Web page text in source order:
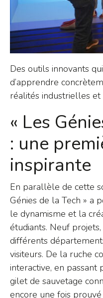
Des outils innovants
d’apprendre
réalités industrielles
« Les
: une
inspirante
En parallèle de cette
Génies de la Tech » a
le dynamisme et la
étudiants. Neuf
différents
visiteurs. De la ruche
interactive, en
gilet de sauvetage
encore une fois